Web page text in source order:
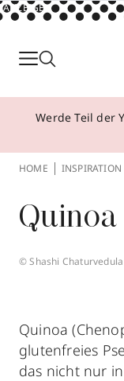
ANZEIGE
Parfum
Make-up
Über
Aktionen
Werde Teil der
HOME INSPIRATION
Quinoa
© Shashi
Quinoa
glutenfreies
das nicht nur